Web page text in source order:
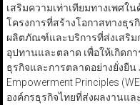
เสริมความเท่าเทียมทางเพศใ
โครงการที่สร้างโอกาสทางธุ
ผลิตภัณฑ์และบริการที่ส่งเสริ
อุปทานและตลาด เพื่อให้เกิดก
ธุรกิจและการตลาดอย่างยั่งยืน
Empowerment Principles
องค์กรธุรกิจไทยที่ส่งผลงานแ